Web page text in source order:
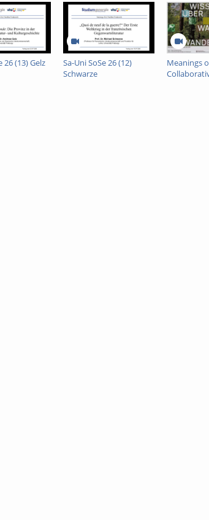
exemplarische Textstellen besprochen und nach
Universität
26 (13) Gelz
Sa-Uni SoSe 26 (12)
Schwarze
Meanings